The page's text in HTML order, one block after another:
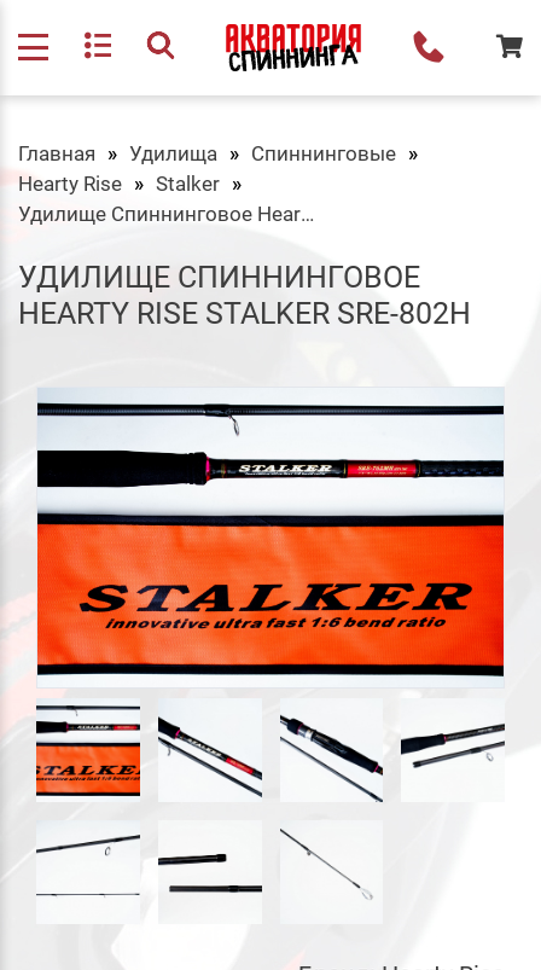
Главная Удилища
Спиннинговые
Hearty Rise
Stalker
Удилище Спиннинговое Hearty Rise Stalker SRE-802H
УДИЛИЩЕ СПИННИНГОВОЕ
HEARTY RISE STALKER SRE-802H